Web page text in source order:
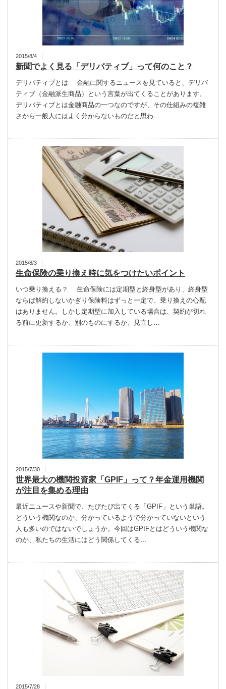
2015/8/4
新聞でよく見る「デリバティブ」って何のこと？
デリバティブとは 金融に関するニュースを見ていると、デリバ
ティブ（金融派生商品）という言葉が出てくることがあります。
デリバティブとは金融商品の一つなのですが、その仕組みの複雑
さから一般人にはよく分からないものだと思わ…
2015/8/3
生命保険の乗り換え時に気をつけたいポイント
いつ乗り換える？ 生命保険には定期型と終身型があり、終身型
ならば解約しないかぎり保険料はずっと一定で、乗り換えの心配
はありません。しかし定期型に加入している場合は、契約が切れ
る前に更新するか、別のものにするか、見直し…
2015/7/30
世界最大の機関投資家「GPIF」って？年金運用機関
が注目を集める理由
最近ニュースや新聞で、たびたび出てくる「GPIF」という単語。
どういう機関なのか、分かっているようで分かっていないという
人も多いのではないでしょうか。今回はGPIFとはどういう機関な
のか、私たちの生活にはどう関係してくる…
2015/7/28